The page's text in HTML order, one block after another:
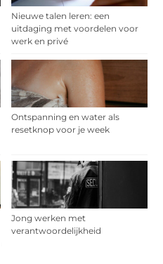
Nieuwe talen leren: een
uitdaging met voordelen voor
werk en privé
Ontspanning en water als
resetknop voor je week
Jong werken met
verantwoordelijkheid